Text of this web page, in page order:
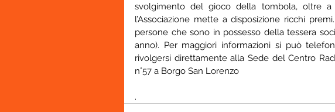
svolgimento del gioco della tombola, oltre
l’Associazione mette a disposizione ricchi
persone che sono in possesso della tessera
anno). Per maggiori informazioni si può
rivolgersi direttamente alla Sede del Centro
n°57 a Borgo San Lorenzo
.